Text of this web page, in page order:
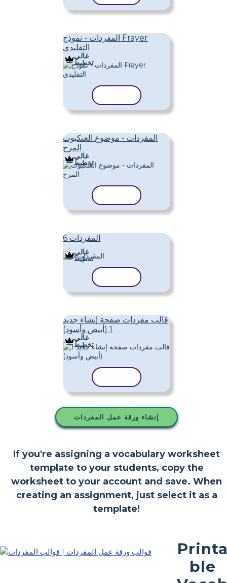
المفردات - نموذج Frayer
التقليدي
غالي
تَخطِيط
المفردات - موضوع العنكبوت
المرح
غالي
تَخطِيط
المفردات 6
غالي
تَخطِيط
قالب مفردات صفحة إنشاء جديد
1 (أبيض وأسود)
غالي
تَخطِيط
إنشاء ورقة عمل المفردات
If you're assigning a vocabulary worksheet
template to your students, copy the
worksheet to your account and save. When
creating an assignment, just select it as a
template!
ble